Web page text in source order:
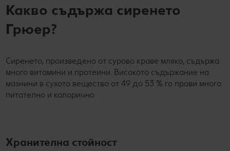
Какво съдържа сиренето
Грюер?
Сиренето, произведено от сурово краве мляко, съдържа
много витамини и протеини. Високото съдържание на
мазнини в сухото вещество от 49 до 53 % го прави много
питателно и калорично.
Хранителна стойност